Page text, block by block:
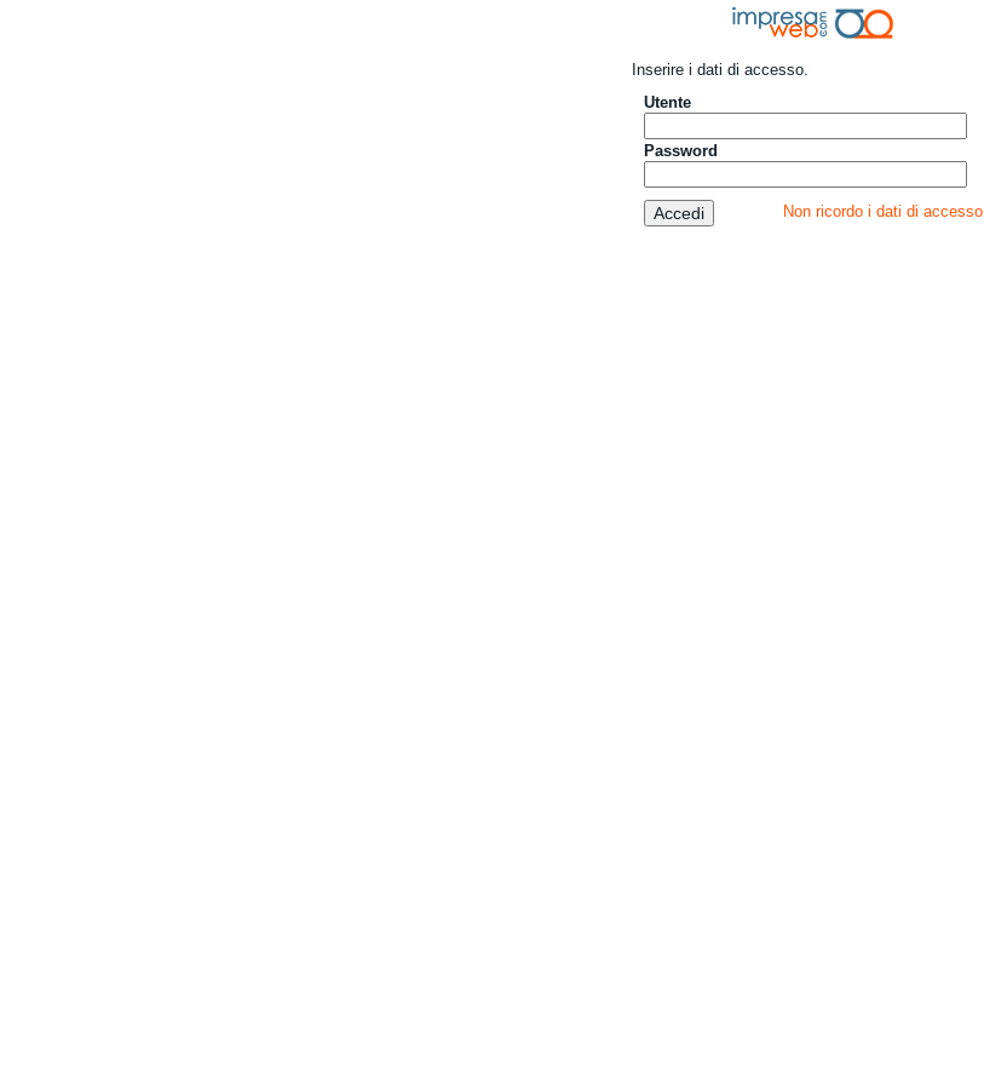
Inserire i dati di accesso.
Utente
Password
Non ricordo i dati di accesso